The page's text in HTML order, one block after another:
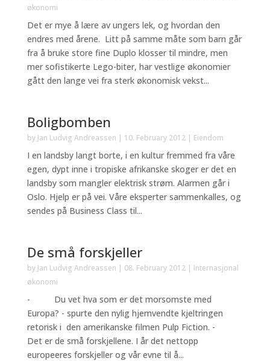
økonomi
Det er mye å lære av ungers lek, og hvordan den
endres med årene. Litt på samme måte som barn går
fra å bruke store fine Duplo klosser til mindre, men
mer sofistikerte Lego-biter, har vestlige økonomier
gått den lange vei fra sterk økonomisk vekst...
Boligbomben
by Jan Ludvig Andreassen | 10. February 2012| Eiendom
I en landsby langt borte, i en kultur fremmed fra våre
egen, dypt inne i tropiske afrikanske skoger er det en
landsby som mangler elektrisk strøm. Alarmen går i
Oslo. Hjelp er på vei. Våre eksperter sammenkalles, og
sendes på Business Class til...
De små forskjeller
by Jan Ludvig Andreassen | 08. February 2012| Internasjonal
økonomi
- Du vet hva som er det morsomste med
Europa? - spurte den nylig hjemvendte kjeltringen
retorisk i den amerikanske filmen Pulp Fiction. -
Det er de små forskjellene. I år det nettopp
europeeres forskjeller og vår evne til å...